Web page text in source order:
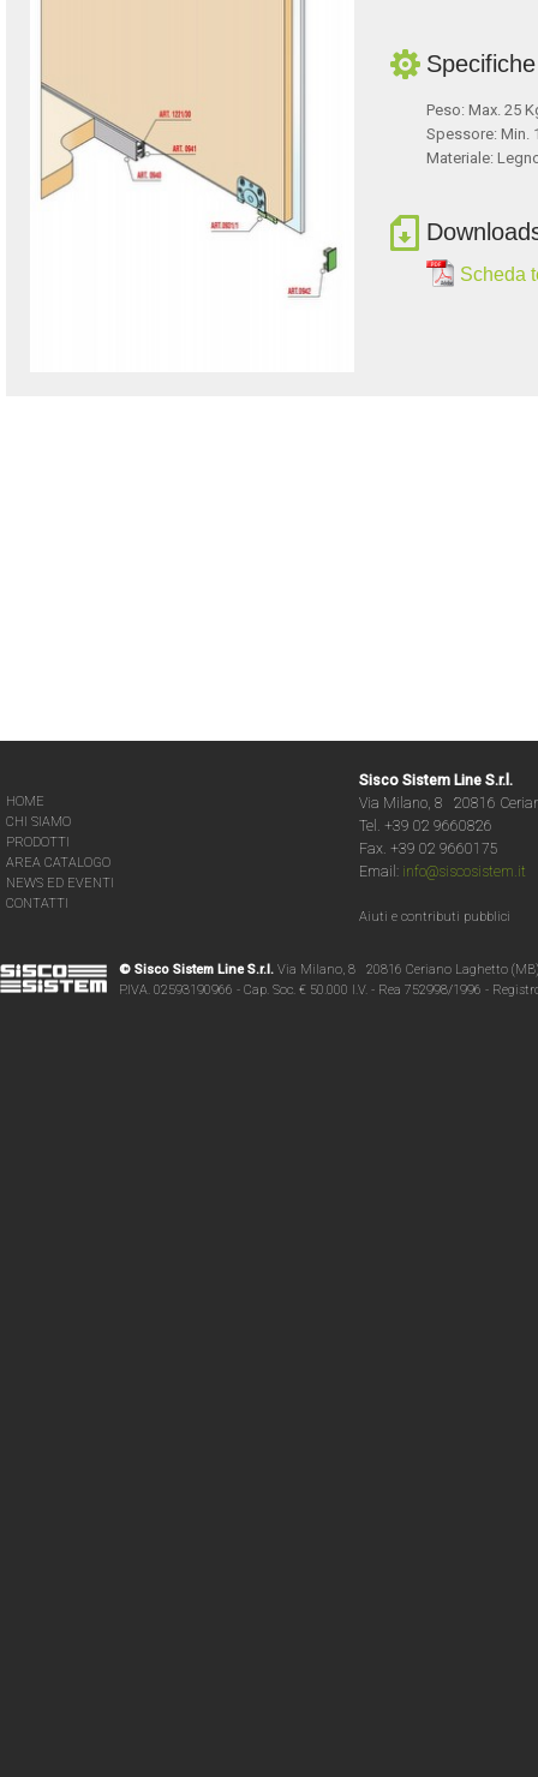
Peso: Max. 25
Spessore: Min.
Materiale:
Scheda
HOME
CHI SIAMO
PRODOTTI
AREA CATALOGO
NEWS ED EVENTI
CONTATTI
Sisco Sistem Line S.r.l.
Via Milano, 8 20816
Tel. +39 02 9660826
Fax. +39 02 9660175
Email: info@siscosistem.it
Aiuti e contributi pubblici
© Sisco Sistem Line S.r.l. Via Milano, 8 20816 Ceriano Laghetto
P.IVA. 02593190966 - Cap. Soc. € 50.000 I.V. - Rea 752998/1996 -